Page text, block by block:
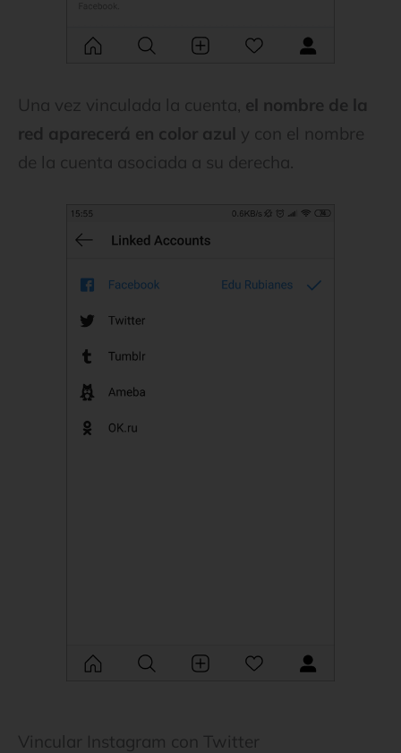
Una vez vinculada la cuenta, el nombre de la
red aparecerá en color azul y con el nombre
de la cuenta asociada a su derecha.
Vincular Instagram con Twitter